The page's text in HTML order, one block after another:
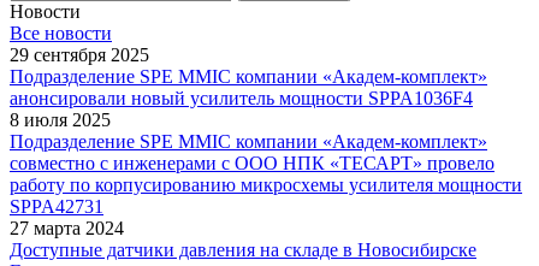
Новости
Все новости
29 сентября 2025
Подразделение SPE MMIC компании «Академ-комплект»
анонсировали новый усилитель мощности SPPA1036F4
8 июля 2025
Подразделение SPE MMIC компании «Академ-комплект»
совместно с инженерами с ООО НПК «ТЕСАРТ» провело
работу по корпусированию микросхемы усилителя мощности
SPPA42731
27 марта 2024
Доступные датчики давления на складе в Новосибирске